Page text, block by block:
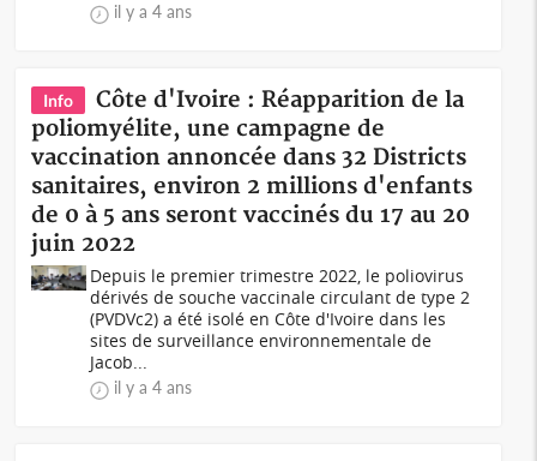
il y a 4 ans
Info
Côte d'Ivoire : Réapparition de la
poliomyélite, une campagne de
vaccination annoncée dans 32 Districts
sanitaires, environ 2 millions d'enfants
de 0 à 5 ans seront vaccinés du 17 au 20
juin 2022
Depuis le premier trimestre 2022, le poliovirus
dérivés de souche vaccinale circulant de type 2
(PVDVc2) a été isolé en Côte d'Ivoire dans les
sites de surveillance environnementale de
Jacob...
il y a 4 ans